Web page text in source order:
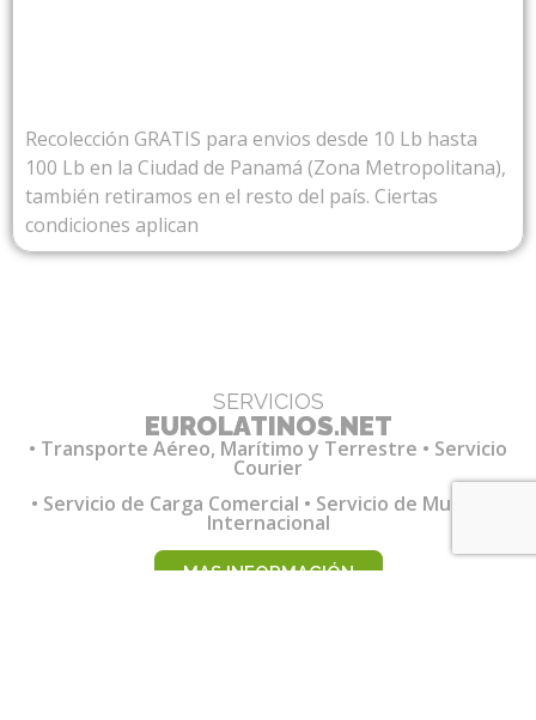
Recolección GRATIS para envios desde 10 Lb hasta
100 Lb en la Ciudad de Panamá (Zona Metropolitana),
también retiramos en el resto del país. Ciertas
condiciones aplican
SERVICIOS
EUROLATINOS.NET
• Transporte Aéreo, Marítimo y Terrestre • Servicio
Courier
• Servicio de Carga Comercial • Servicio de Mudanza
Internacional
MAS INFORMACIÓN